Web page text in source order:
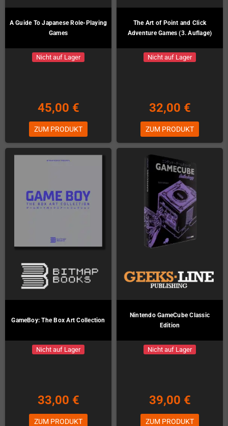
A Guide To Japanese Role-Playing
Games
Nicht auf Lager
45,00 €
ZUM PRODUKT
The Art of Point and Click
Adventure Games (3. Auflage)
Nicht auf Lager
32,00 €
ZUM PRODUKT
GameBoy: The Box Art Collection
Nicht auf Lager
33,00 €
ZUM PRODUKT
Nintendo GameCube Classic
Edition
Nicht auf Lager
39,00 €
ZUM PRODUKT